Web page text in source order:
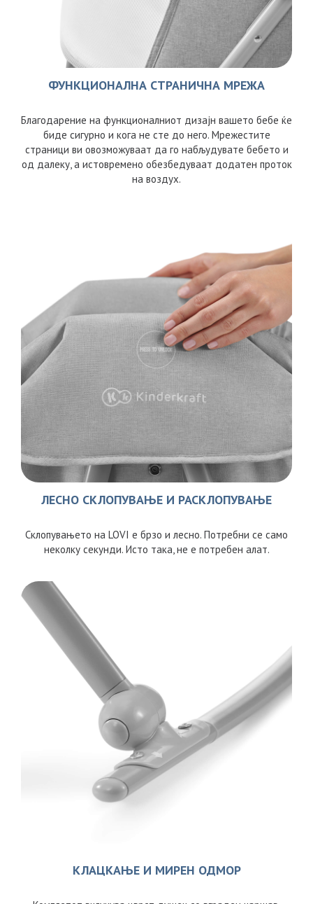
ФУНКЦИОНАЛНА СТРАНИЧНА МРЕЖА
Благодарение на функционалниот дизајн вашето бебе ќе
биде сигурно и кога не сте до него. Мрежестите
страници ви овозможуваат да го набљудувате бебето и
од далеку, а истовремено обезбедуваат додатен проток
на воздух.
ЛЕСНО СКЛОПУВАЊЕ И РАСКЛОПУВАЊЕ
Склопувањето на LOVI е брзо и лесно. Потребни се само
неколку секунди. Исто така, не е потребен алат.
КЛАЦКАЊЕ И МИРЕН ОДМОР